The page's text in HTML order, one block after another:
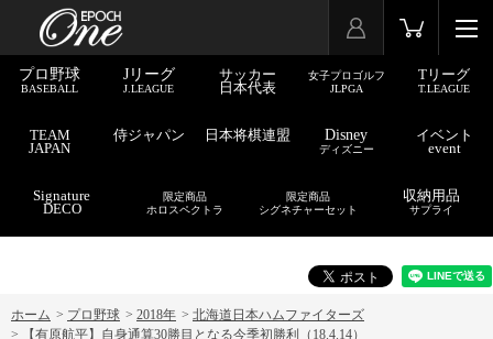
プロ野球
BASEBALL
Jリーグ
J.LEAGUE
サッカー
日本代表
女子プロゴルフ
JLPGA
Tリーグ
T.LEAGUE
TEAM
JAPAN
侍ジャパン 日本将棋連盟 Disney
ディズニー
イベント
event
Signature
DECO
限定商品
ホロスペクトラ
限定商品
シグネチャーセット
収納用品
サプライ
ホーム > プロ野球 > 2018年 > 北海道日本ハムファイターズ
>
【有原航平】自身通算30勝目となる今季初勝利（18.4.14）